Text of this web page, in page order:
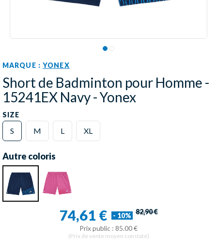
MARQUE :YONEX
Short de Badminton pour Homme -
15241EX Navy - Yonex
SIZE
S M L XL
Autre coloris
74,61 € - 10% 82,90 €
Prix public : 85.00 €
(Prix de vente moyen constaté)